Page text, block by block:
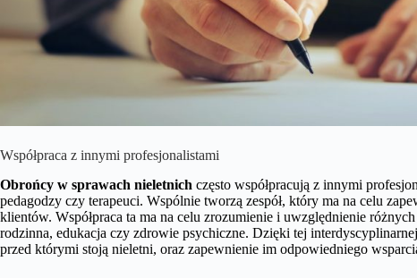
Współpraca z innymi profesjonalistami
Obrońcy w sprawach nieletnich często współpracują z innymi
pedagodzy czy terapeuci. Wspólnie tworzą zespół, który ma na celu
klientów. Współpraca ta ma na celu zrozumienie i uwzględnienie
rodzinna, edukacja czy zdrowie psychiczne. Dzięki tej
przed którymi stoją nieletni, oraz zapewnienie im odpowiedniego